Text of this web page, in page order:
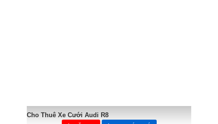
Cho Thuê Xe Cưới Audi R8